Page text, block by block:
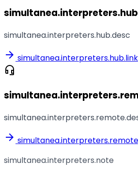
simultanea.interpreters.hub.desc
arrow_forward simultanea.interpreters.hub.link
headset_mic
arrow_forward
simultanea.interpreters.note